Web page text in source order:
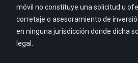
móvil no constituye una solicitud u
corretaje o asesoramiento de
en ninguna jurisdicción donde dicha
legal.